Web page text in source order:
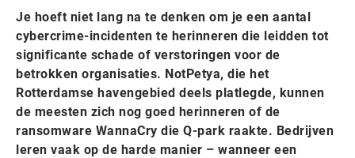
Je hoeft niet lang na te denken om je een aantal
cybercrime-incidenten te herinneren die leidden tot
significante schade of verstoringen voor de
betrokken organisaties. NotPetya, die het
Rotterdamse havengebied deels platlegde, kunnen
de meesten zich nog goed herinneren of de
ransomware WannaCry die Q-park raakte. Bedrijven
leren vaak op de harde manier – wanneer een